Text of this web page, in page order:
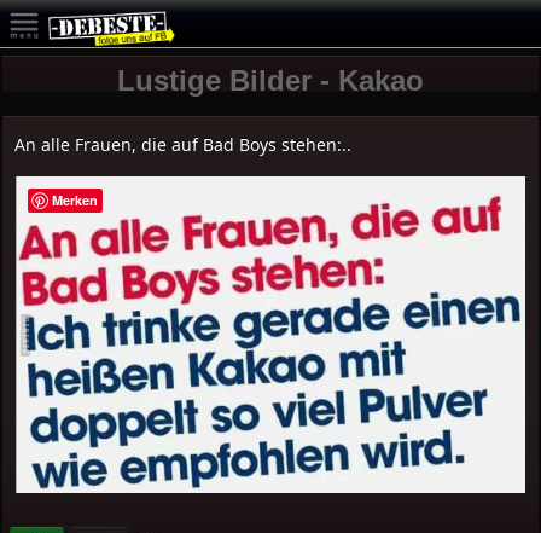
Lustige Bilder - Kakao
An alle Frauen, die auf Bad Boys stehen:..
Merken